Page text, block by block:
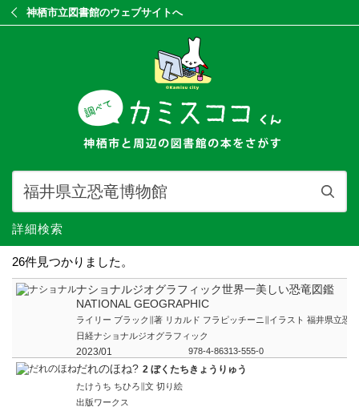
神栖市立図書館のウェブサイトへ
詳細検索
26件見つかりました。
ナショナルジオグラフィック世界一美しい恐竜図鑑
NATIONAL GEOGRAPHIC
ライリー ブラック∥著 リカルド フラピッチーニ∥イラスト 福井県立恐
日経ナショナルジオグラフィック
2023/01 978-4-86313-555-0
だれのほね? 2 ぼくたちきょうりゅう
たけうち ちひろ∥文 切り絵
出版ワークス